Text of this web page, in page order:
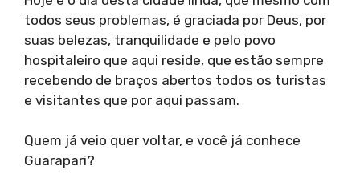
todos seus problemas, é graciada por Deus, por
suas belezas, tranquilidade e pelo povo
hospitaleiro que aqui reside, que estão sempre
recebendo de braços abertos todos os turistas
e visitantes que por aqui passam.
Quem já veio quer voltar, e você já conhece
Guarapari?